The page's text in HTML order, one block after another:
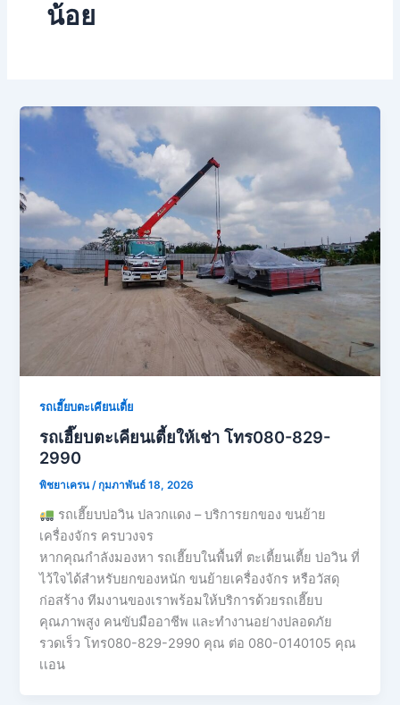
น้อย
รถเฮี๊ยบตะเคียนเตี้ย
รถเฮี๊ยบตะเคียนเตี้ยให้เช่า โทร080-829-
2990
พิชยาเครน/กุมภาพันธ์ 18, 2026
รถเฮี๊ยบบ่อวิน ปลวกแดง – บริการยกของ ขนย้าย
เครื่องจักร ครบวงจร
หากคุณกำลังมองหา รถเฮี๊ยบในพื้นที่ ตะเตี้ยนเตี้ย บ่อวิน ที่
ไว้ใจได้สำหรับยกของหนัก ขนย้ายเครื่องจักร หรือวัสดุ
ก่อสร้าง ทีมงานของเราพร้อมให้บริการด้วยรถเฮี๊ยบ
คุณภาพสูง คนขับมืออาชีพ และทำงานอย่างปลอดภัย
รวดเร็ว โทร080-829-2990 คุณ ต่อ 080-0140105 คุณ
เเอน